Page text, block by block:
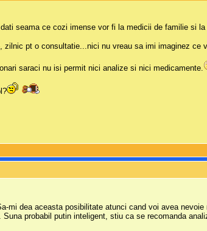
seama ce cozi imense vor fi la medicii de familie si la
pt o consultatie...nici nu vreau sa imi imaginez ce
saraci nu isi permit nici analize si nici medicamente.
dea aceasta posibilitate atunci cand voi avea
probabil putin inteligent, stiu ca se recomanda